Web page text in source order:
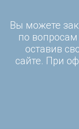
Вы можете
по
оставив
сайте. При